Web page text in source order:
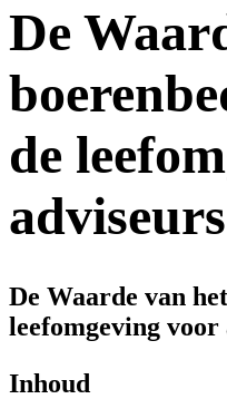
De
de
adviseurs
De Waarde van
leefomgeving voor
Inhoud